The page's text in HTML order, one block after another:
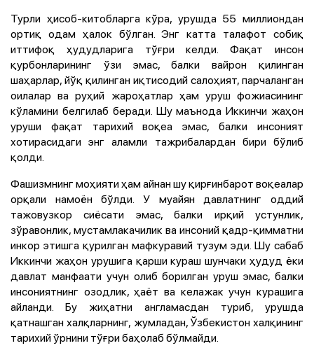
Турли ҳисоб-китобларга кўра, урушда 55 миллиондан
ортиқ одам ҳалок бўлган. Энг катта талафот собиқ
иттифоқ ҳудудларига тўғри келди. Фақат инсон
қурбонларининг ўзи эмас, балки вайрон қилинган
шаҳарлар, йўқ қилинган иқтисодий салоҳият, парчаланган
оилалар ва руҳий жароҳатлар ҳам уруш фожиасининг
кўламини белгилаб беради. Шу маънода Иккинчи жаҳон
уруши фақат тарихий воқеа эмас, балки инсоният
хотирасидаги энг аламли тажрибалардан бири бўлиб
қолди.
Фашизмнинг моҳияти ҳам айнан шу қирғинбарот воқеалар
орқали намоён бўлди. У муайян давлатнинг оддий
тажовузкор сиёсати эмас, балки ирқий устунлик,
зўравонлик, мустамлакачилик ва инсоний қадр-қимматни
инкор этишга қурилган мафкуравий тузум эди. Шу сабаб
Иккинчи жаҳон урушига қарши кураш шунчаки ҳудуд ёки
давлат манфаати учун олиб борилган уруш эмас, балки
инсониятнинг озодлик, ҳаёт ва келажак учун курашига
айланди. Бу жиҳатни англамасдан туриб, урушда
қатнашган халқларнинг, жумладан, Ўзбекистон халқининг
тарихий ўрнини тўғри баҳолаб бўлмайди.